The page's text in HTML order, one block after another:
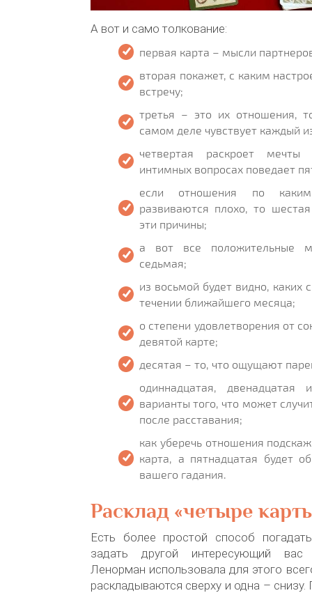
А вот и само толкование:
первая карта – мысли
вторая покажет, с каким
встречу;
третья – это их отношения,
самом деле чувствует каждый
четвертая раскроет
интимных вопросах поведает
если отношения по
развиваются плохо, то
эти причины;
а вот все положительные
седьмая;
из восьмой будет видно, каких
течении ближайшего месяца;
о степени удовлетворения от
девятой карте;
десятая – то, что ощущают
одиннадцатая, двенадцатая
варианты того, что может
после расставания;
как уберечь отношения
карта, а пятнадцатая будет
вашего гадания.
Расклад «четыре
Есть более простой способ
задать другой интересующий
Ленорман использовала для этого
раскладываются сверху и одна –